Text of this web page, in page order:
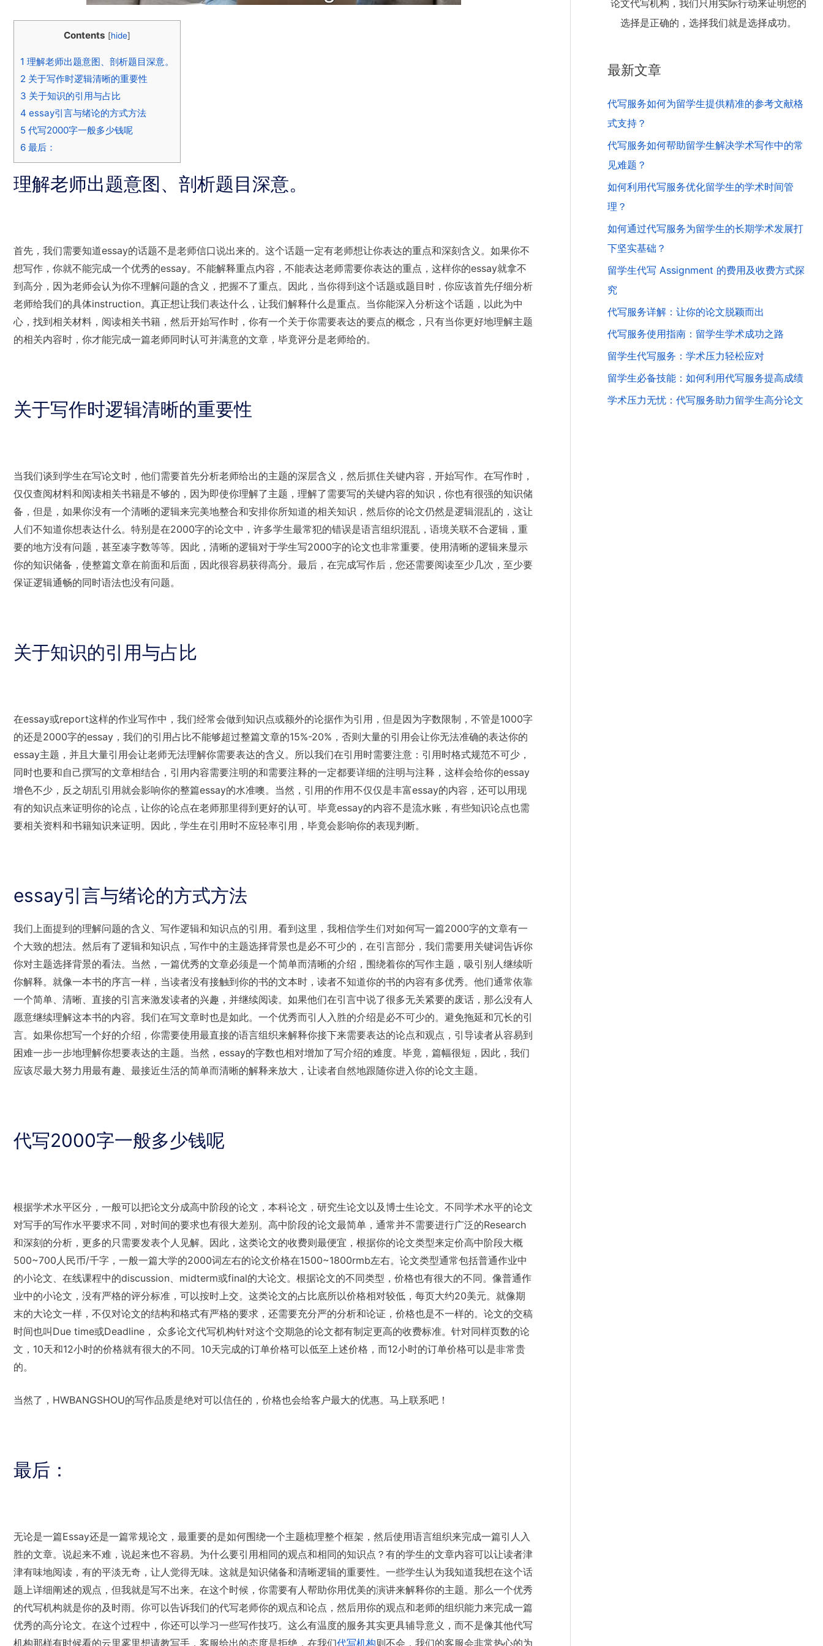
Contents [hide]
1 理解老师出题意图、剖析题目深意。
2 关于写作时逻辑清晰的重要性
3 关于知识的引用与占比
4 essay引言与绪论的方式方法
5 代写2000字一般多少钱呢
6 最后：
理解老师出题意图、剖析题目深意。
首先，我们需要知道essay的话题不是老师信口说出来的。这个话题一定有老师想让你表达的重点和深刻含义。如果你不
想写作，你就不能完成一个优秀的essay。不能解释重点内容，不能表达老师需要你表达的重点，这样你的essay就拿不
到高分，因为老师会认为你不理解问题的含义，把握不了重点。因此，当你得到这个话题或题目时，你应该首先仔细分析
老师给我们的具体instruction。真正想让我们表达什么，让我们解释什么是重点。当你能深入分析这个话题，以此为中
心，找到相关材料，阅读相关书籍，然后开始写作时，你有一个关于你需要表达的要点的概念，只有当你更好地理解主题
的相关内容时，你才能完成一篇老师同时认可并满意的文章，毕竟评分是老师给的。
关于写作时逻辑清晰的重要性
当我们谈到学生在写论文时，他们需要首先分析老师给出的主题的深层含义，然后抓住关键内容，开始写作。在写作时，
仅仅查阅材料和阅读相关书籍是不够的，因为即使你理解了主题，理解了需要写的关键内容的知识，你也有很强的知识储
备，但是，如果你没有一个清晰的逻辑来完美地整合和安排你所知道的相关知识，然后你的论文仍然是逻辑混乱的，这让
人们不知道你想表达什么。特别是在2000字的论文中，许多学生最常犯的错误是语言组织混乱，语境关联不合逻辑，重
要的地方没有问题，甚至凑字数等等。因此，清晰的逻辑对于学生写2000字的论文也非常重要。使用清晰的逻辑来显示
你的知识储备，使整篇文章在前面和后面，因此很容易获得高分。最后，在完成写作后，您还需要阅读至少几次，至少要
保证逻辑通畅的同时语法也没有问题。
关于知识的引用与占比
在essay或report这样的作业写作中，我们经常会做到知识点或额外的论据作为引用，但是因为字数限制，不管是1000字
的还是2000字的essay，我们的引用占比不能够超过整篇文章的15%-20%，否则大量的引用会让你无法准确的表达你的
essay主题，并且大量引用会让老师无法理解你需要表达的含义。所以我们在引用时需要注意：引用时格式规范不可少，
同时也要和自己撰写的文章相结合，引用内容需要注明的和需要注释的一定都要详细的注明与注释，这样会给你的essay
增色不少，反之胡乱引用就会影响你的整篇essay的水准噢。当然，引用的作用不仅仅是丰富essay的内容，还可以用现
有的知识点来证明你的论点，让你的论点在老师那里得到更好的认可。毕竟essay的内容不是流水账，有些知识论点也需
要相关资料和书籍知识来证明。因此，学生在引用时不应轻率引用，毕竟会影响你的表现判断。
essay引言与绪论的方式方法
我们上面提到的理解问题的含义、写作逻辑和知识点的引用。看到这里，我相信学生们对如何写一篇2000字的文章有一
个大致的想法。然后有了逻辑和知识点，写作中的主题选择背景也是必不可少的，在引言部分，我们需要用关键词告诉你
你对主题选择背景的看法。当然，一篇优秀的文章必须是一个简单而清晰的介绍，围绕着你的写作主题，吸引别人继续听
你解释。就像一本书的序言一样，当读者没有接触到你的书的文本时，读者不知道你的书的内容有多优秀。他们通常依靠
一个简单、清晰、直接的引言来激发读者的兴趣，并继续阅读。如果他们在引言中说了很多无关紧要的废话，那么没有人
愿意继续理解这本书的内容。我们在写文章时也是如此。一个优秀而引人入胜的介绍是必不可少的。避免拖延和冗长的引
言。如果你想写一个好的介绍，你需要使用最直接的语言组织来解释你接下来需要表达的论点和观点，引导读者从容易到
困难一步一步地理解你想要表达的主题。当然，essay的字数也相对增加了写介绍的难度。毕竟，篇幅很短，因此，我们
应该尽最大努力用最有趣、最接近生活的简单而清晰的解释来放大，让读者自然地跟随你进入你的论文主题。
代写2000字一般多少钱呢
根据学术水平区分，一般可以把论文分成高中阶段的论文，本科论文，研究生论文以及博士生论文。不同学术水平的论文
对写手的写作水平要求不同，对时间的要求也有很大差别。高中阶段的论文最简单，通常并不需要进行广泛的Research
和深刻的分析，更多的只需要发表个人见解。因此，这类论文的收费则最便宜，根据你的论文类型来定价高中阶段大概
500~700人民币/千字，一般一篇大学的2000词左右的论文价格在1500~1800rmb左右。 论文类型通常包括普通作业中
的小论文、在线课程中的discussion、midterm或final的大论文。根据论文的不同类型，价格也有很大的不同。像普通作
业中的小论文，没有严格的评分标准，可以按时上交。这类论文的占比底所以价格相对较低，每页大约20美元。就像期
末的大论文一样，不仅对论文的结构和格式有严格的要求，还需要充分严的分析和论证，价格也是不一样的。 论文的交稿
时间也叫Due time或Deadline， 众多论文代写机构针对这个交期急的论文都有制定更高的收费标准。针对同样页数的论
文，10天和12小时的价格就有很大的不同。10天完成的订单价格可以低至上述价格，而12小时的订单价格可以是非常贵
的。
当然了，HWBANGSHOU的写作品质是绝对可以信任的，价格也会给客户最大的优惠。马上联系吧！
最后：
无论是一篇Essay还是一篇常规论文，最重要的是如何围绕一个主题梳理整个框架，然后使用语言组织来完成一篇引人入
胜的文章。说起来不难，说起来也不容易。为什么要引用相同的观点和相同的知识点？有的学生的文章内容可以让读者津
津有味地阅读，有的平淡无奇，让人觉得无味。这就是知识储备和清晰逻辑的重要性。一些学生认为我知道我想在这个话
题上详细阐述的观点，但我就是写不出来。在这个时候，你需要有人帮助你用优美的演讲来解释你的主题。那么一个优秀
的代写机构就是你的及时雨。你可以告诉我们的代写老师你的观点和论点，然后用你的观点和老师的组织能力来完成一篇
优秀的高分论文。在这个过程中，你还可以学习一些写作技巧。这么有温度的服务其实更具辅导意义，而不是像其他代写
机构那样有时候看的云里雾里想请教写手，客服给出的态度是拒绝，在我们代写机构则不会，我们的客服会非常热心的为
论文代写机构，我们只用实际行动来证明您的
选择是正确的，选择我们就是选择成功。
最新文章
代写服务如何为留学生提供精准的参考文献格
式支持？
代写服务如何帮助留学生解决学术写作中的常
见难题？
如何利用代写服务优化留学生的学术时间管
理？
如何通过代写服务为留学生的长期学术发展打
下坚实基础？
留学生代写 Assignment 的费用及收费方式探
究
代写服务详解：让你的论文脱颖而出
代写服务使用指南：留学生学术成功之路
留学生代写服务：学术压力轻松应对
留学生必备技能：如何利用代写服务提高成绩
学术压力无忧：代写服务助力留学生高分论文